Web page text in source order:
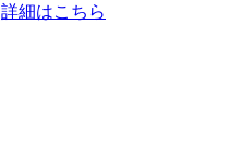
詳細はこちら